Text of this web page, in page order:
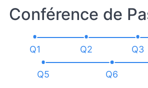
Conférence de
Q1 Q2 Q3
Q5 Q6